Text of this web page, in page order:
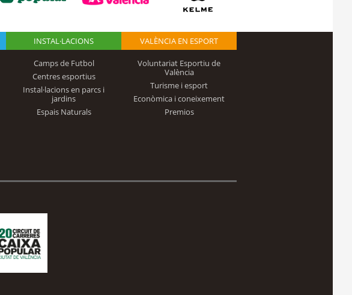
INSTAL·LACIONS
Camps de Futbol
Centres esportius
Instal·lacions en parcs i
jardins
Espais Naturals
VALÈNCIA EN ESPORT
Voluntariat Esportiu de
València
Turisme i esport
Econòmica i coneixement
Premios